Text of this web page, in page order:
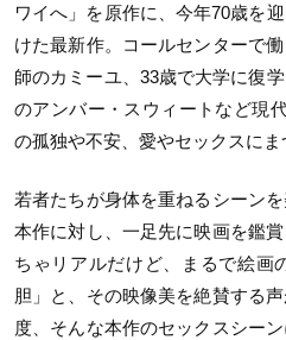
ワイへ」を原作に、今年70歳を
けた最新作。コールセンターで
師のカミーユ、33歳で大学に復
のアンバー・スウィートなど現
の孤独や不安、愛やセックスにま
若者たちが身体を重ねるシーン
本作に対し、一足先に映画を鑑
ちゃリアルだけど、まるで絵画
胆」と、その映像美を絶賛する
度、そんな本作のセックスシー